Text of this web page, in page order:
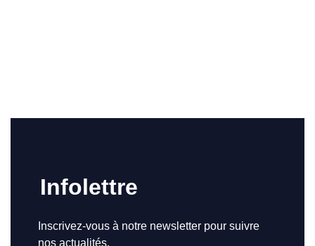
Infolettre
Inscrivez-vous à notre newsletter pour suivre
nos actualités.